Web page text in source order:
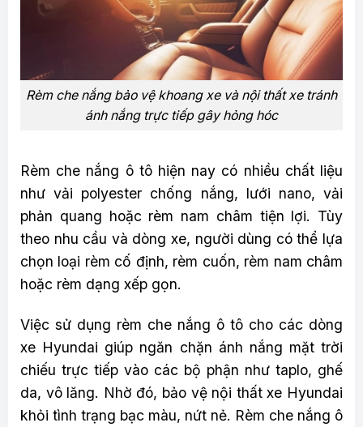
Rèm che nắng bảo vệ khoang xe và nội thất xe tránh
ánh nắng trực tiếp gây hỏng hóc
Rèm che nắng ô tô hiện nay có nhiều chất liệu
như vải polyester chống nắng, lưới nano, vải
phản quang hoặc rèm nam châm tiện lợi. Tùy
theo nhu cầu và dòng xe, người dùng có thể lựa
chọn loại rèm cố định, rèm cuốn, rèm nam châm
hoặc rèm dạng xếp gọn.
Việc sử dụng rèm che nắng ô tô cho các dòng
xe Hyundai giúp ngăn chặn ánh nắng mặt trời
chiếu trực tiếp vào các bộ phận như taplo, ghế
da, vô lăng. Nhờ đó, bảo vệ nội thất xe Hyundai
khỏi tình trạng bạc màu, nứt nẻ. Rèm che nắng ô